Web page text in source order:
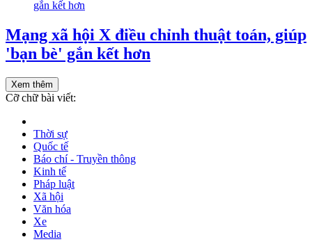
Mạng xã hội X điều chỉnh thuật toán, giúp
'bạn bè' gắn kết hơn
Xem thêm
Cỡ chữ bài viết:
Thời sự
Quốc tế
Báo chí - Truyền thông
Kinh tế
Pháp luật
Xã hội
Văn hóa
Xe
Media